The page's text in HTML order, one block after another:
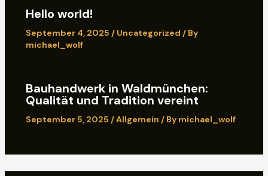
Hello world!
September 4, 2025 / Uncategorized / By
michael_wolf
Bauhandwerk in Waldmünchen:
Qualität und Tradition vereint
September 5, 2025 /Allgemein / By michael_wolf